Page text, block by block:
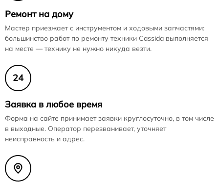
Ремонт на дому
Мастер приезжает с инструментом и ходовыми запчастями:
большинство работ по ремонту техники Cassida выполняется
на месте — технику не нужно никуда везти.
24
Заявка в любое время
Форма на сайте принимает заявки круглосуточно, в том числе
в выходные. Оператор перезванивает, уточняет
неисправность и адрес.